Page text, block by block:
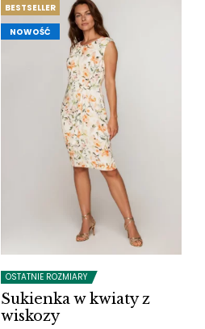
BESTSELLER
NOWOŚĆ
OSTATNIE ROZMIARY
Sukienka w kwiaty z
wiskozy